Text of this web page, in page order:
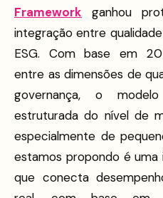
Framework ganhou
integração entre
ESG. Com base em 20
entre as dimensões de
governança, o
estruturada do nível de
especialmente de
estamos propondo é uma
que conecta